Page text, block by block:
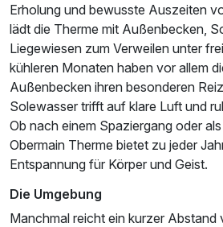
Heubach Suite
2 Erwachsene und 3 Kinder
Erholung und bewusste Auszeiten
lädt die Therme mit Außenbecken,
Liegewiesen zum Verweilen unter
kühleren Monaten haben vor allem
Außenbecken ihren besonderen
Solewasser trifft auf klare Luft und
Ob nach einem Spaziergang oder
Obermain Therme bietet zu jeder
Entspannung für Körper und Geist.
Die Umgebung
Manchmal reicht ein kurzer Abstand